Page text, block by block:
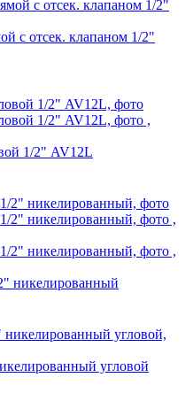
с отсек. клапаном 1/2"
1/2" AV12L
никелированный
угловой